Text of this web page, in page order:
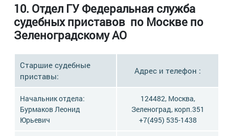
10. Отдел ГУ Федеральная служба
судебных приставов по Москве по
Зеленоградскому АО
Старшие судебные
приставы:
Адрес и телефон :
Начальник отдела:
Бурмаков Леонид
Юрьевич
124482, Москва,
Зеленоград, корп.351
+7(495) 535-1438